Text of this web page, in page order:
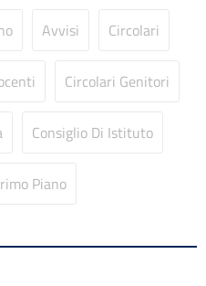
Avvisi Circolari
Circolari Genitori
Consiglio Di Istituto
Piano